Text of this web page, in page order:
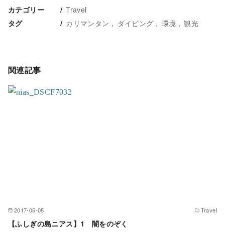
カテゴリー Travel
タグ カリマンタン ダイビング 環境 観光
関連記事
2017-05-05 Travel
【ふしぎの島ニアス】1 闇をのぞく